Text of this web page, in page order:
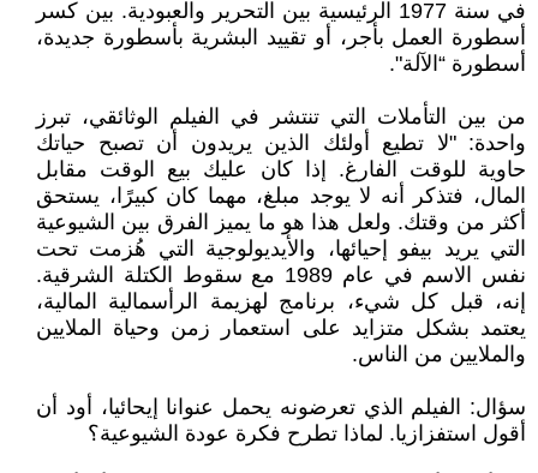
في سنة 1977 الرئيسية بين التحرير والعبودية. بين كسر
أسطورة العمل بأجر، أو تقييد البشرية بأسطورة جديدة،
أسطورة “الآلة".
من بين التأملات التي تنتشر في الفيلم الوثائقي، تبرز
واحدة: "لا تطيع أولئك الذين يريدون أن تصبح حياتك
حاوية للوقت الفارغ. إذا كان عليك بيع الوقت مقابل
المال، فتذكر أنه لا يوجد مبلغ، مهما كان كبيرًا، يستحق
أكثر من وقتك. ولعل هذا هو ما يميز الفرق بين الشيوعية
التي يريد بيفو إحيائها، والأيديولوجية التي هُزمت تحت
نفس الاسم في عام 1989 مع سقوط الكتلة الشرقية.
إنه، قبل كل شيء، برنامج لهزيمة الرأسمالية المالية،
يعتمد بشكل متزايد على استعمار زمن وحياة الملايين
والملايين من الناس.
سؤال: الفيلم الذي تعرضونه يحمل عنوانا إيحائيا، أود أن
أقول استفزازيا. لماذا تطرح فكرة عودة الشيوعية؟